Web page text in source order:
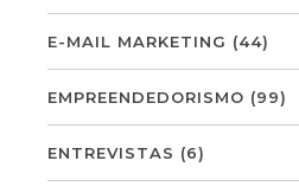
E-MAIL MARKETING (44)
EMPREENDEDORISMO (99)
ENTREVISTAS (6)